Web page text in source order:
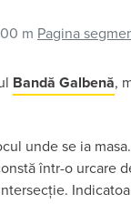
m Pagina
Bandă Galbenă,
unde se ia
într-o